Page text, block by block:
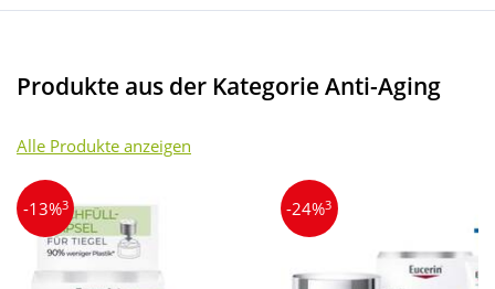
Produkte aus der Kategorie Anti-Aging
Alle Produkte anzeigen
-13%3 -24%3